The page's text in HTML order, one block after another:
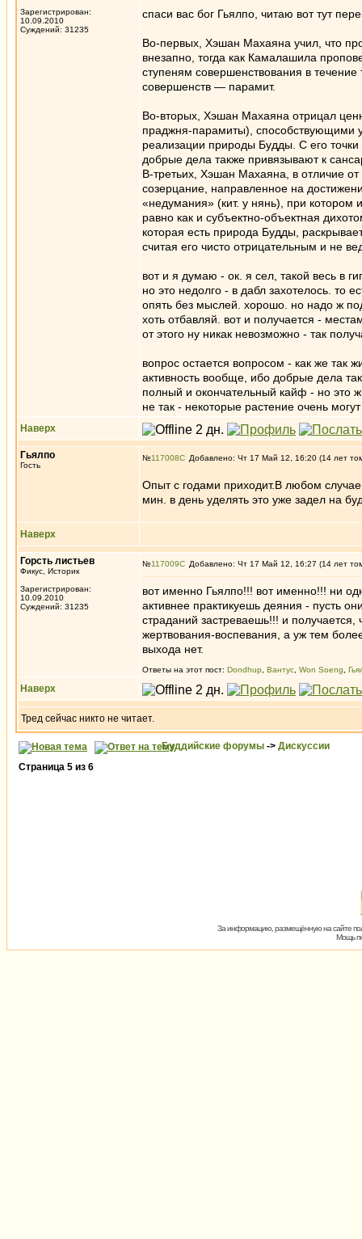
Зарегистрирован:
10.09.2010
Суждений: 31235
спаси вас бог Гьялпо, читаю вот тут
Во-первых, Хэшан Махаяна учил, что
внезапно, тогда как Камалашила
ступеням совершенствования в
совершенств — парамит.
Во-вторых, Хэшан Махаяна отрицал
праджня-парамиты),
реализации природы Будды. С его
добрые дела также привязывают к
В-третьих, Хэшан Махаяна, в отличие
созерцание, направленное на
«недумания» (кит. у нянь), при котором
равно как и субъектно-объектная
которая есть природа Будды,
считая его чисто отрицательным и не
вот и я думаю - ок. я сел, такой весь в
но это недолго - в дабл захотелось. то
опять без мыслей. хорошо. но надо ж
хоть отбавляй. вот и получается -
от этого ну никак невозможно - так
вопрос остается вопросом - как же так
активность вообще, ибо добрые дела
полный и окончательный кайф - но это
не так - некоторые растение очень
Наверх
Гьялпо
Гость
№117008 Добавлено: Чт 17 Май 12, 16:20 (14 лет
Опыт с годами приходит.В любом
мин. в день уделять это уже задел на
Наверх
Горсть листьев
Фикус, Историк
Зарегистрирован:
10.09.2010
Суждений: 31235
№117009 Добавлено: Чт 17 Май 12, 16:27 (14 лет
вот именно Гьялпо!!! вот именно!!! ни
активнее практикуешь деяния - пусть
страданий застреваешь!!! и
жертвования-воспевания, а уж тем
выхода нет.
Ответы на этот пост: Dondhup Вантус Won Soeng
Наверх
Тред сейчас никто не читает.
Буддийские форумы -> Дискуссии
Страница 5 из 6
За информацию, размещённую на сайте
Мощь